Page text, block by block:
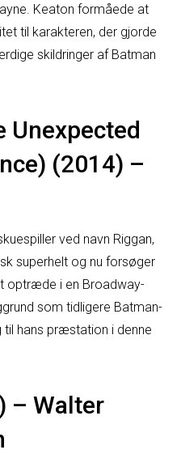
Keaton formåede at
til karakteren, der gjorde
skildringer af Batman
Unexpected
(2014) –
ved navn Riggan,
superhelt og nu forsøger
optræde i en Broadway-
som tidligere Batman-
hans præstation i denne
– Walter